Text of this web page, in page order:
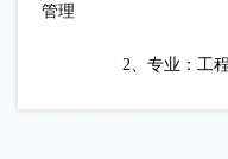
管理
2、专业：工程管